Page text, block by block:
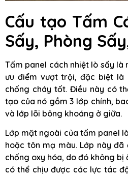
Cấu tạo Tấm
Sấy, Phòng
Tấm panel cách nhiệt lò sấy là
ưu điểm vượt trội, đặc biệt là
chống cháy tốt. Điều này có
tạo của nó gồm 3 lớp chính,
và lớp lõi bông khoáng ở giữa.
Lớp mặt ngoài của tấm panel
hoặc tôn mạ màu. Lớp này
chống oxy hóa, do đó không
có thể chịu được các lực tác